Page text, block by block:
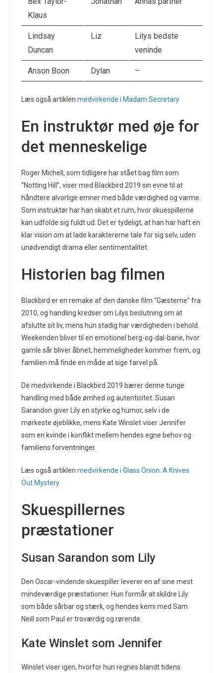
Klaus
Lindsay
Duncan
Liz
Lilys bedste
veninde
Anson Boon Dylan –
Læs også artiklen medvirkende i Madam Secretary
En instruktør med øje for
det menneskelige
Roger Michell, som tidligere har stået bag film som
“Notting Hill”, viser med Blackbird 2019 sin evne til at
håndtere alvorlige emner med både værdighed og varme.
Som instruktør har han skabt et rum, hvor skuespillerne
kan udfolde sig fuldt ud. Det er tydeligt, at han har haft en
klar vision om at lade karaktererne tale for sig selv, uden
unødvendigt drama eller sentimentalitet.
Historien bag filmen
Blackbird er en remake af den danske film “Gæsterne” fra
2010, og handling kredser om Lilys beslutning om at
afslutte sit liv, mens hun stadig har værdigheden i behold.
Weekenden bliver til en emotionel berg-og-dal-bane, hvor
gamle sår bliver åbnet, hemmeligheder kommer frem, og
familien må finde en måde at sige farvel på.
De medvirkende i Blackbird 2019 bærer denne tunge
handling med både ømhed og autenticitet. Susan
Sarandon giver Lily en styrke og humor, selv i de
mørkeste øjeblikke, mens Kate Winslet viser Jennifer
som en kvinde i konflikt mellem hendes egne behov og
familiens forventninger.
Læs også artiklen medvirkende i Glass Onion: A Knives
Out Mystery
Skuespillernes
præstationer
Susan Sarandon som Lily
Den Oscar-vindende skuespiller leverer en af sine mest
mindeværdige præstationer. Hun formår at skildre Lily
som både sårbar og stærk, og hendes kemi med Sam
Neill som Paul er troværdig og rørende.
Kate Winslet som Jennifer
Winslet viser igen, hvorfor hun regnes blandt tidens